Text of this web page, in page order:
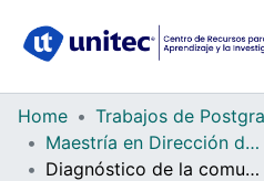
Communities
Collections
Home Trabajos de
Maestría en Dirección de la Comunicación Corporativa
Diagnóstico de la comunicación publicitaria para Sofy's Cake, La Ceiba